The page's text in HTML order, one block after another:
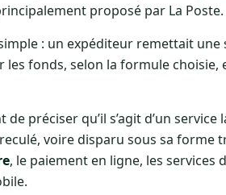
proposé par La Poste.
: un expéditeur remettait une
fonds, selon la formule choisie,
préciser qu’il s’agit d’un service
voire disparu sous sa forme
, le paiement en ligne, les services